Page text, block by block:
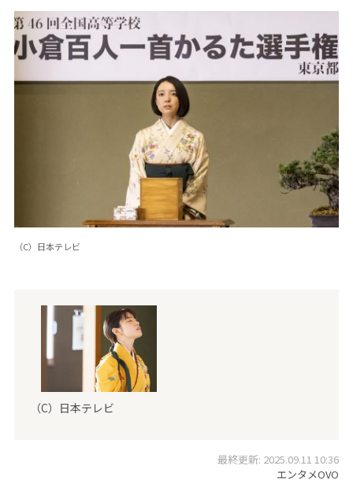
（C）日本テレビ
（C）日本テレビ
最終更新: 2025.09.11 10:36
エンタメOVO